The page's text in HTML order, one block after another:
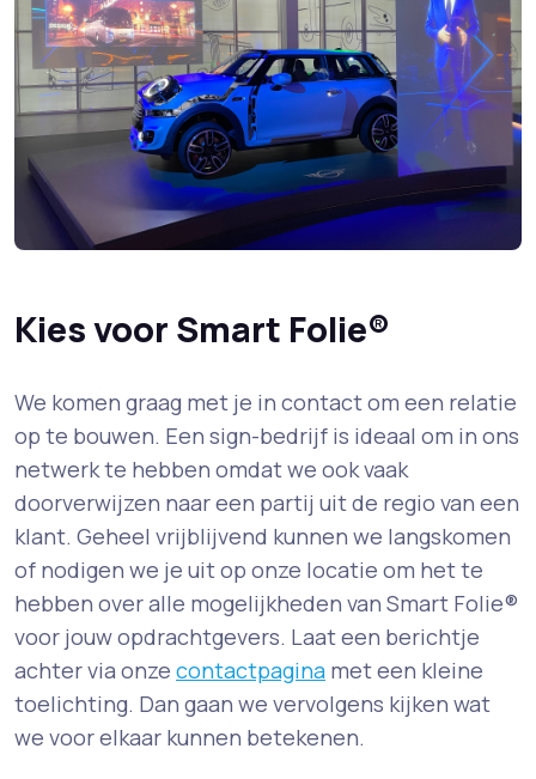
Kies voor Smart Folie®
We komen graag met je in contact om een relatie
op te bouwen. Een sign-bedrijf is ideaal om in ons
netwerk te hebben omdat we ook vaak
doorverwijzen naar een partij uit de regio van een
klant. Geheel vrijblijvend kunnen we langskomen
of nodigen we je uit op onze locatie om het te
hebben over alle mogelijkheden van Smart Folie®
voor jouw opdrachtgevers. Laat een berichtje
achter via onze contactpagina met een kleine
toelichting. Dan gaan we vervolgens kijken wat
we voor elkaar kunnen betekenen.